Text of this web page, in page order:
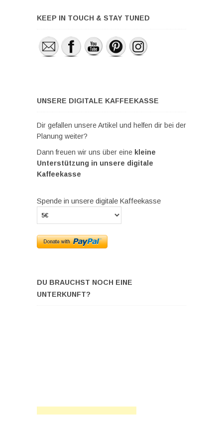
KEEP IN TOUCH & STAY TUNED
UNSERE DIGITALE KAFFEEKASSE
Dir gefallen unsere Artikel und helfen dir bei der
Planung weiter?
Dann freuen wir uns über eine kleine
Unterstützung in unsere digitale
Kaffeekasse
Spende in unsere digitale Kaffeekasse
DU BRAUCHST NOCH EINE
UNTERKUNFT?